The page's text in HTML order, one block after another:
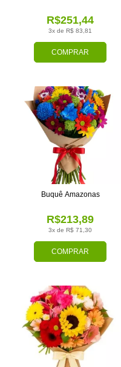
COMPRAR
3x de R$ 83,81
R$251,44
COMPRAR
3x de R$ 71,30
R$213,89
Buquê Amazonas